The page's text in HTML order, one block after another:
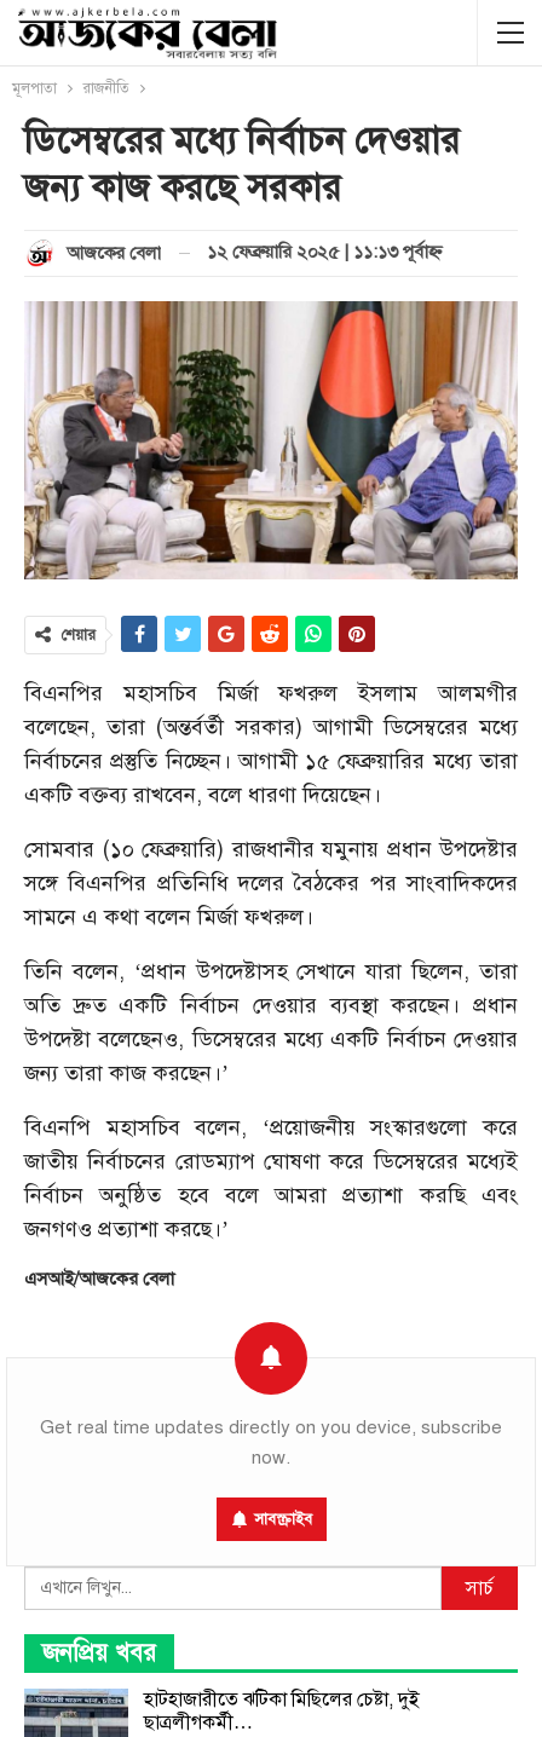
মূলপাতা রাজনীতি
ডিসেম্বরের মধ্যে নির্বাচন দেওয়ার
জন্য কাজ করছে সরকার
আজকের বেলা ১২ ফেব্রুয়ারি ২০২৫ | ১১:১৩ পূর্বাহ্ণ
শেয়ার
বিএনপির মহাসচিব মির্জা ফখরুল ইসলাম আলমগীর
বলেছেন, তারা (অন্তর্বর্তী সরকার) আগামী ডিসেম্বরের মধ্যে
নির্বাচনের প্রস্তুতি নিচ্ছেন। আগামী ১৫ ফেব্রুয়ারির মধ্যে তারা
একটি বক্তব্য রাখবেন, বলে ধারণা দিয়েছেন।
সোমবার (১০ ফেব্রুয়ারি) রাজধানীর যমুনায় প্রধান উপদেষ্টার
সঙ্গে বিএনপির প্রতিনিধি দলের বৈঠকের পর সাংবাদিকদের
সামনে এ কথা বলেন মির্জা ফখরুল।
তিনি বলেন, ‘প্রধান উপদেষ্টাসহ সেখানে যারা ছিলেন, তারা
অতি দ্রুত একটি নির্বাচন দেওয়ার ব্যবস্থা করছেন। প্রধান
উপদেষ্টা বলেছেনও, ডিসেম্বরের মধ্যে একটি নির্বাচন দেওয়ার
জন্য তারা কাজ করছেন।’
বিএনপি মহাসচিব বলেন, ‘প্রয়োজনীয় সংস্কারগুলো করে
জাতীয় নির্বাচনের রোডম্যাপ ঘোষণা করে ডিসেম্বরের মধ্যেই
নির্বাচন অনুষ্ঠিত হবে বলে আমরা প্রত্যাশা করছি এবং
জনগণও প্রত্যাশা করছে।’
এসআই/আজকের বেলা
Get real time updates directly on you device, subscribe
now.
সাবস্ক্রাইব
Search সার্চ
জনপ্রিয় খবর
হাটহাজারীতে ঝটিকা মিছিলের চেষ্টা, দুই
ছাত্রলীগকর্মী…